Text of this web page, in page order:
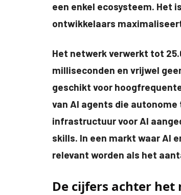
een enkel ecosysteem. Het
ontwikkelaars
Het netwerk verwerkt tot
milliseconden en vrijwel
geschikt voor
van AI agents die
infrastructuur voor AI
skills. In een markt waar AI
relevant worden als het
De cijfers achter